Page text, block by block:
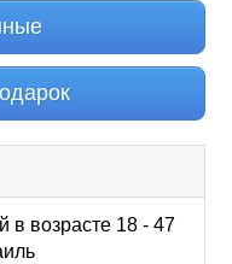
в возрасте 18 - 47